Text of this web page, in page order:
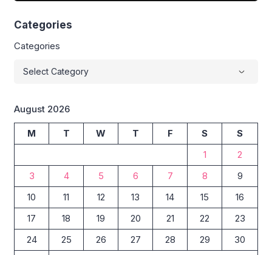
Categories
Categories
August 2026
M T W T F S
S
1
2
3
4 5 6 7 8
9
10
11 12 13 14 15
16
17
18 19 20 21 22
23
24
25 26 27 28 29
30